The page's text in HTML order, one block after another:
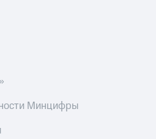
Минцифры